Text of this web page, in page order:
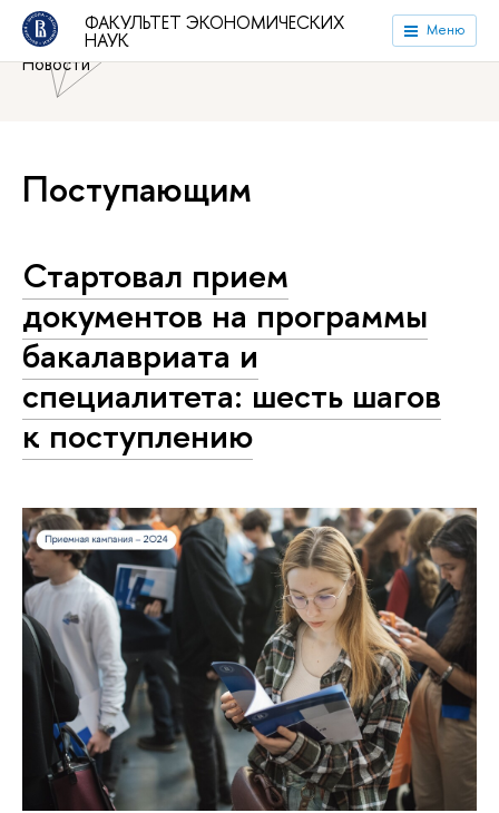
ФАКУЛЬТЕТ ЭКОНОМИЧЕСКИХ
НАУК Меню
Национальный исследовательский университет «Высшая
школа экономики»
Факультет экономических наук
Новости
Поступающим
Стартовал прием
документов на программы
бакалавриата и
специалитета: шесть шагов
к поступлению